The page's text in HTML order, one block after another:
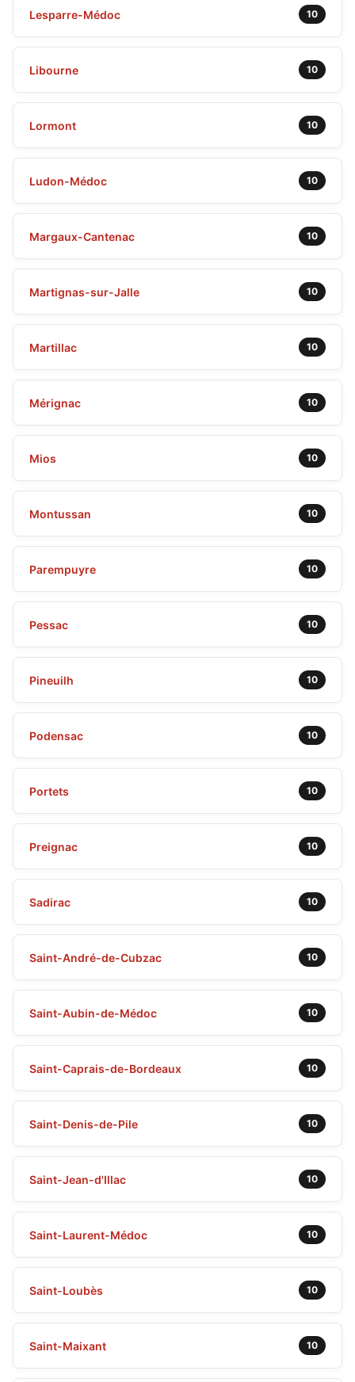
Lesparre-Médoc 10
Libourne 10
Lormont 10
Ludon-Médoc 10
Margaux-Cantenac 10
Martignas-sur-Jalle 10
Martillac 10
Mérignac 10
Mios 10
Montussan 10
Parempuyre 10
Pessac 10
Pineuilh 10
Podensac 10
Portets 10
Preignac 10
Sadirac 10
Saint-André-de-Cubzac 10
Saint-Aubin-de-Médoc 10
Saint-Caprais-de-Bordeaux 10
Saint-Denis-de-Pile 10
Saint-Jean-d'Illac 10
Saint-Laurent-Médoc 10
Saint-Loubès 10
Saint-Maixant 10